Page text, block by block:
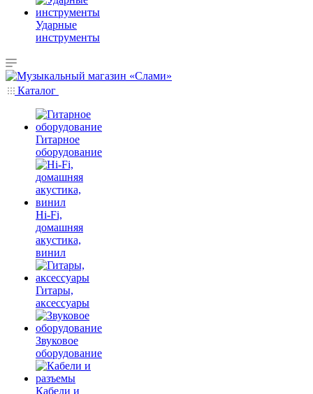
Ударные
инструменты
Каталог
Гитарное
оборудование
Hi-Fi,
домашняя
акустика,
винил
Гитары,
аксессуары
Звуковое
оборудование
Кабели и